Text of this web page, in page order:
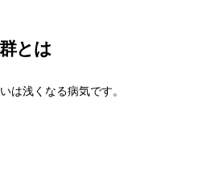
とは
は浅くなる病気です。